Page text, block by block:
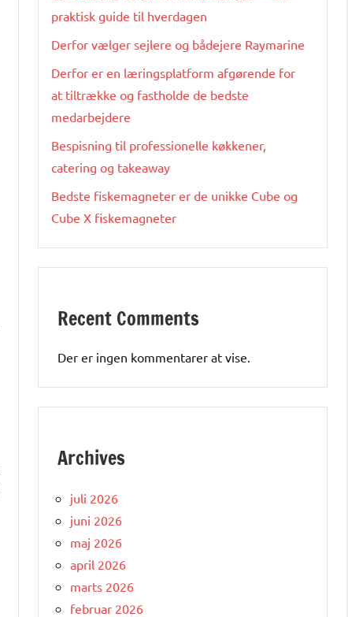
praktisk guide til hverdagen
Derfor vælger sejlere og bådejere Raymarine
Derfor er en læringsplatform afgørende for
at tiltrække og fastholde de bedste
medarbejdere
Bespisning til professionelle køkkener,
catering og takeaway
Bedste fiskemagneter er de unikke Cube og
Cube X fiskemagneter
Recent Comments
Der er ingen kommentarer at vise.
Archives
juli 2026
juni 2026
maj 2026
april 2026
marts 2026
februar 2026